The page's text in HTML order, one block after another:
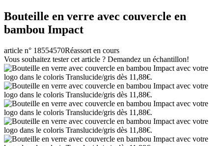
Bouteille en verre avec couvercle en
bambou Impact
article n° 18554570Réassort en cours
Vous souhaitez tester cet article ? Demandez un échantillon!